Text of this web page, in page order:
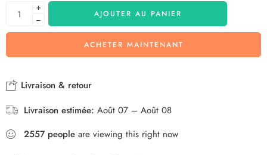
+
−
AJOUTER AU PANIER
ACHETER MAINTENANT
Livraison & retour
Livraison estimée: Août 07 – Août 08
2557 people are viewing this right now